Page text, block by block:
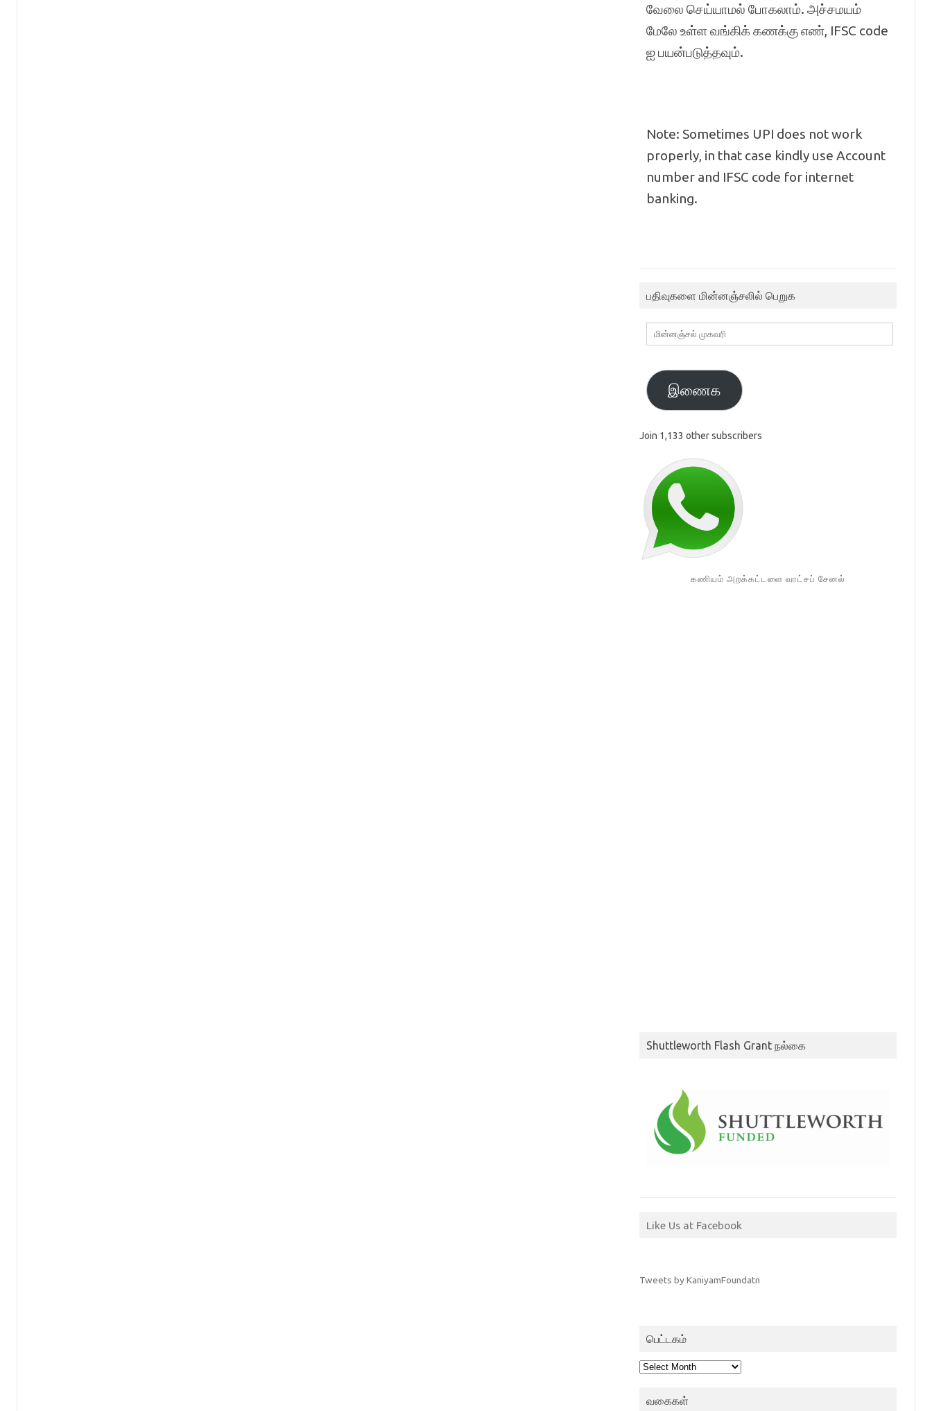
வேலை செய்யாமல் போகலாம். அச்சமயம்
மேலே உள்ள வங்கிக் கணக்கு எண், IFSC code
ஐ பயன்படுத்தவும்.
Note: Sometimes UPI does not work
properly, in that case kindly use Account
number and IFSC code for internet
banking.
பதிவுகளை மின்னஞ்சலில் பெறுக
மின்னஞ்சல்
முகவரி
இணைக
Join 1,133 other subscribers
கணியம் அறக்கட்டளை வாட்சப் சேனல்
Shuttleworth Flash Grant நல்கை
Like Us at Facebook
Tweets by KaniyamFoundatn
பெட்டகம்
பெட்டகம்
வகைகள்